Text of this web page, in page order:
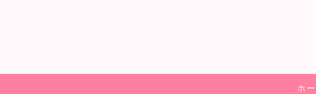
ホ